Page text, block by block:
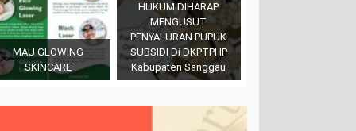
MAU GLOWING
SKINCARE
HUKUM DIHARAP
MENGUSUT
PENYALURAN PUPUK
SUBSIDI Di DKPTPHP
Kabupaten Sanggau